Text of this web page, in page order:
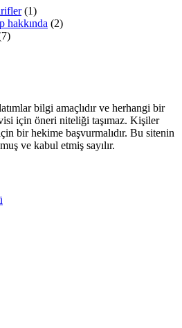
(1)
hakkında (2)
​bilgi amaçlıdır ve herhangi bir
için öneri niteliği taşımaz. Kişiler
bir hekime başvurmalıdır. Bu sitenin
ve kabul etmiş sayılır.